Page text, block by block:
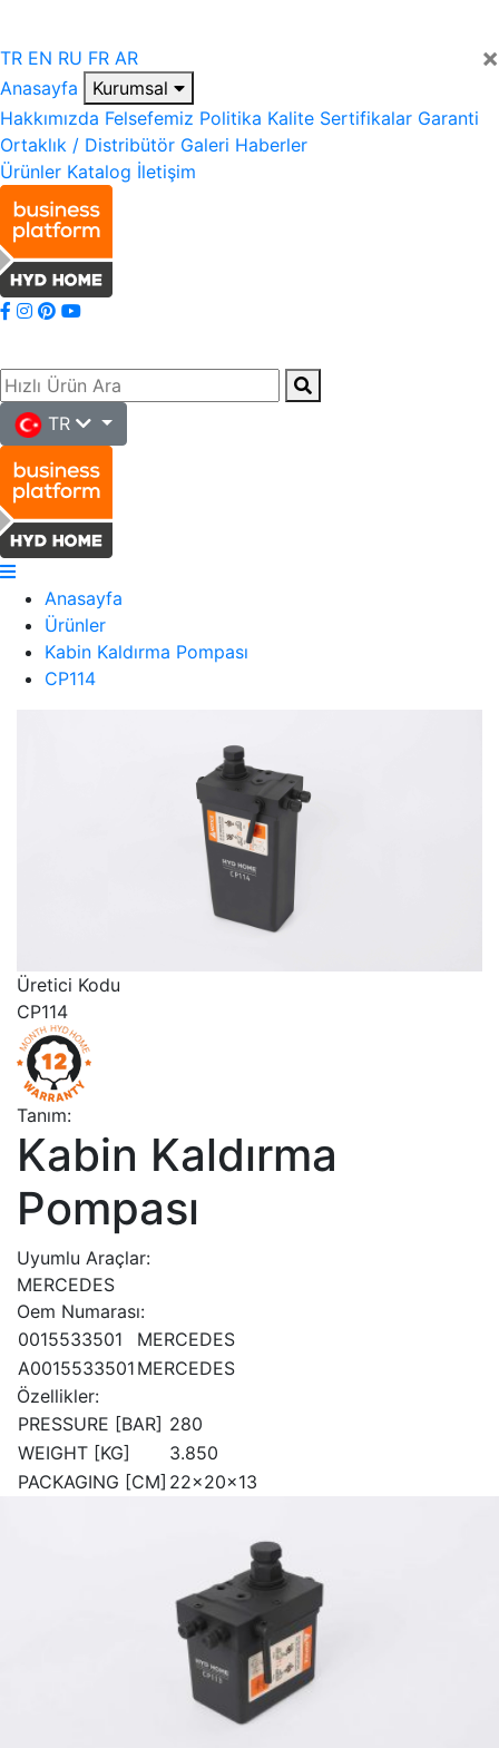
×
TR EN RU FR AR
Anasayfa
Kurumsal
Hakkımızda Felsefemiz Politika Kalite Sertifikalar Garanti
Ortaklık / Distribütör Galeri Haberler
Ürünler Katalog İletişim
TR
Anasayfa
Ürünler
Kabin Kaldırma Pompası
CP114
Üretici Kodu
CP114
Tanım:
Kabin Kaldırma
Pompası
Uyumlu Araçlar:
MERCEDES
Oem Numarası:
0015533501
MERCEDES
A0015533501 MERCEDES
Özellikler:
PRESSURE [BAR] 280
WEIGHT [KG]
3.850
PACKAGING [CM] 22x20x13